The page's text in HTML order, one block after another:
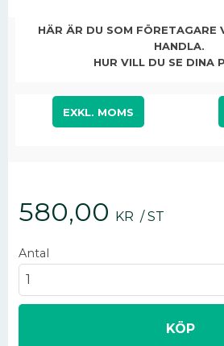
580,00 KR /ST
Antal
KÖP
HÄR ÄR DU SOM FÖRETAGARE
HANDLA.
HUR VILL DU SE DINA
EXKL. MOMS